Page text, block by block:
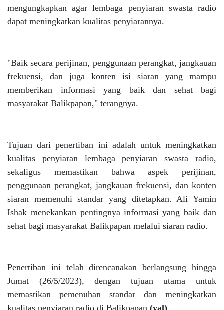
mengungkapkan agar lembaga penyiaran swasta radio
dapat meningkatkan kualitas penyiarannya.
"Baik secara perijinan, penggunaan perangkat, jangkauan
frekuensi, dan juga konten isi siaran yang mampu
memberikan informasi yang baik dan sehat bagi
masyarakat Balikpapan," terangnya.
Tujuan dari penertiban ini adalah untuk meningkatkan
kualitas penyiaran lembaga penyiaran swasta radio,
sekaligus memastikan bahwa aspek perijinan,
penggunaan perangkat, jangkauan frekuensi, dan konten
siaran memenuhi standar yang ditetapkan. Ali Yamin
Ishak menekankan pentingnya informasi yang baik dan
sehat bagi masyarakat Balikpapan melalui siaran radio.
Penertiban ini telah direncanakan berlangsung hingga
Jumat (26/5/2023), dengan tujuan utama untuk
memastikan pemenuhan standar dan meningkatkan
kualitas penyiaran radio di Balikpapan. (yal)